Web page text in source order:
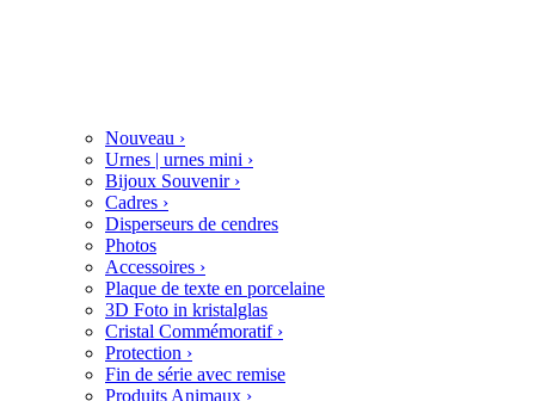
Nouveau ›
Urnes | urnes mini ›
Bijoux Souvenir ›
Cadres ›
Disperseurs de cendres
Photos
Accessoires ›
Plaque de texte en porcelaine
3D Foto in kristalglas
Cristal Commémoratif ›
Protection ›
Fin de série avec remise
Produits Animaux ›